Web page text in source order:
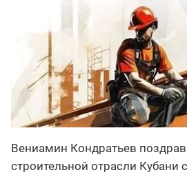
Вениамин Кондратьев
строительной отрасли Кубани с